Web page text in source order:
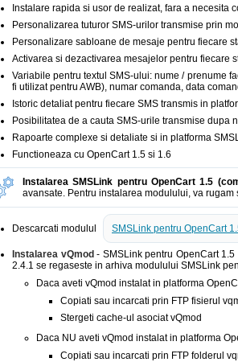
Instalare rapida si usor de realizat, fara a necesita
Personalizarea tuturor SMS-urilor transmise prin
Personalizare sabloane de mesaje pentru fiecare
Activarea si dezactivarea mesajelor pentru fiecare
Variabile pentru textul SMS-ului: nume / prenume
fi utilizat pentru AWB), numar comanda, data
Istoric detaliat pentru fiecare SMS transmis in
Posibilitatea de a cauta SMS-urile transmise dupa
Rapoarte complexe si detaliate si in platforma
Functioneaza cu OpenCart 1.5 si 1.6
Instalarea SMSLink pentru OpenCart 1.5
avansate. Pentru instalarea modulului, va
Descarcati modulul SMSLink pentru OpenCart
Instalarea vQmod - SMSLink pentru OpenCart
2.4.1 se regaseste in arhiva modulului SMSLink
Daca aveti vQmod instalat in platforma
Copiati sau incarcati prin FTP fisierul
Stergeti cache-ul asociat vQmod
Daca NU aveti vQmod instalat in platforma
Copiati sau incarcati prin FTP folderul